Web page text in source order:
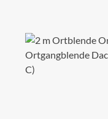
Bildergalerie